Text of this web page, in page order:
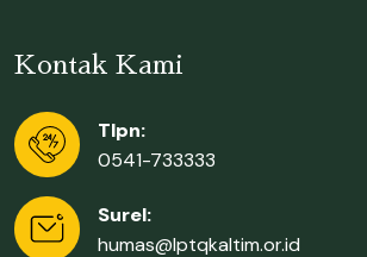
Kontak Kami
Tlpn:
0541-733333
Surel:
humas@lptqkaltim.or.id